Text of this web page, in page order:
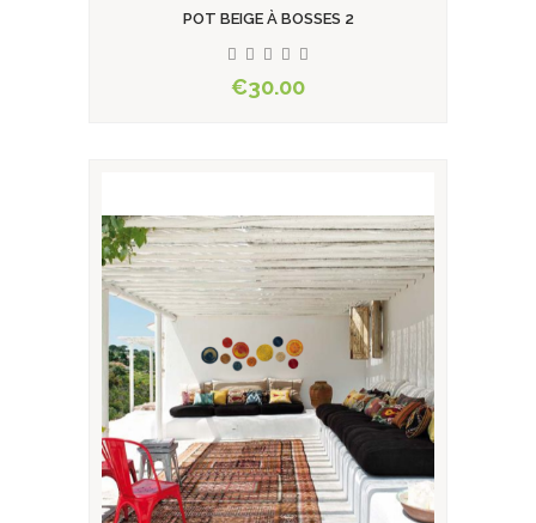
POT BEIGE À BOSSES 2
€30.00